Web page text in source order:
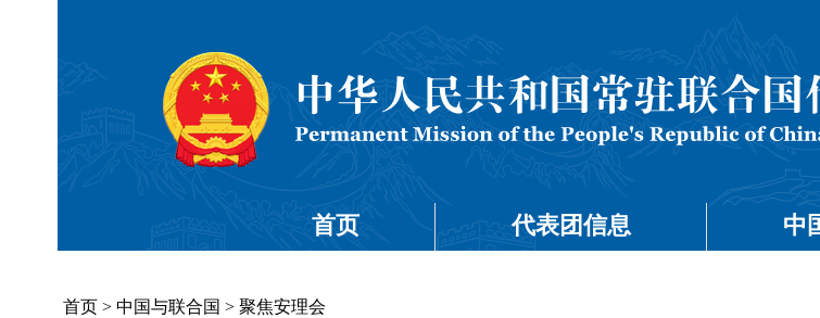
首页 代表团信息 中
首页 > 中国与联合国 > 聚焦安理会